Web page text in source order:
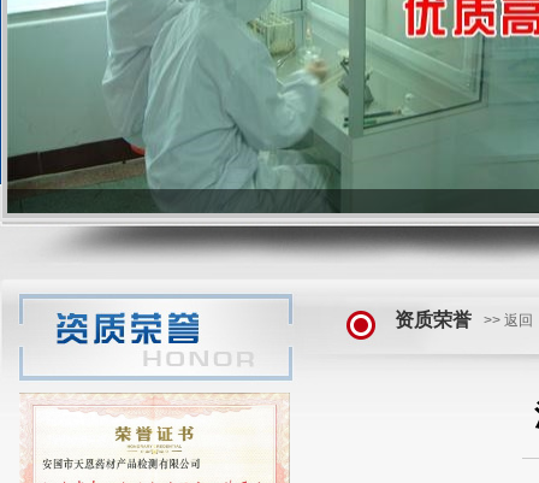
资质荣誉 >> 返回